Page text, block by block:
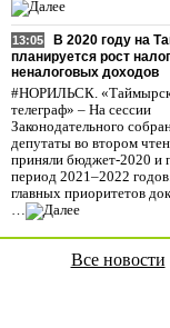
13:05
В 2020 году на
планируется рост
неналоговых доходов
#НОРИЛЬСК.
телеграф» – На сессии
Законодательного
депутаты во втором
приняли бюджет-2020 и
период 2021–2022
главных приоритетов
…
Все новости